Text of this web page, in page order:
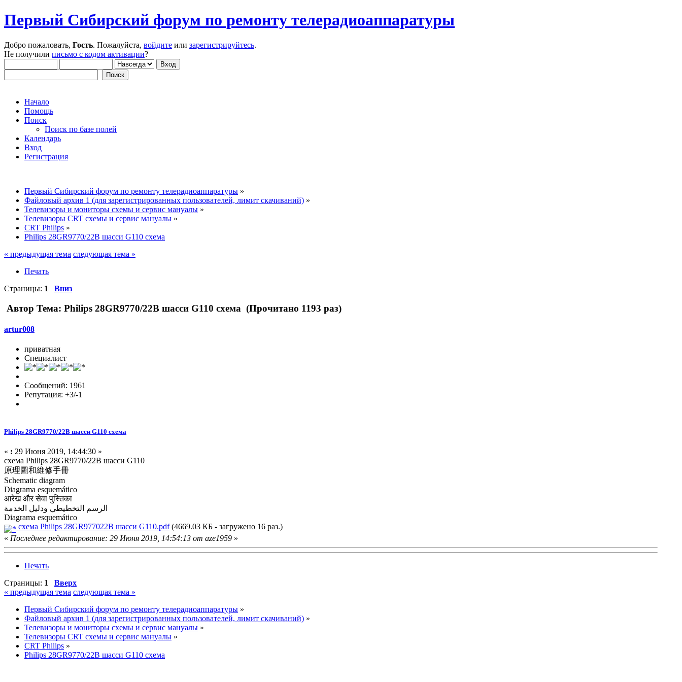
Первый Сибирский форум по ремонту телерадиоаппаратуры
Добро пожаловать, Гость. Пожалуйста, войдите или зарегистрируйтесь.
Не получили письмо с кодом активации?
Начало
Помощь
Поиск
Поиск по базе полей
Календарь
Вход
Регистрация
Первый Сибирский форум по ремонту телерадиоаппаратуры »
Файловый архив 1 (для зарегистрированных пользователей, лимит скачиваний) »
Телевизоры и мониторы схемы и сервис мануалы »
Телевизоры CRT схемы и сервис мануалы »
CRT Philips »
Philips 28GR9770/22B шасси G110 схема
« предыдущая тема следующая тема »
Печать
Страницы: 1 Вниз
Автор Тема: Philips 28GR9770/22B шасси G110 схема (Прочитано 1193 раз)
artur008
приватная
Специалист
Сообщений: 1961
Репутация: +3/-1
Philips 28GR9770/22B шасси G110 схема
« : 29 Июня 2019, 14:44:30 »
схема Philips 28GR9770/22B шасси G110
原理圖和維修手冊
Schematic diagram
Diagrama esquemático
आरेख और सेवा पुस्तिका
الرسم التخطيطي ودليل الخدمة
Diagrama esquemático
схема Philips 28GR977022B шасси G110.pdf(4669.03 КБ - загружено 16 раз.)
« Последнее редактирование: 29 Июня 2019, 14:54:13 от aze1959 »
Печать
Страницы: 1
Вверх
« предыдущая тема следующая тема »
Первый Сибирский форум по ремонту телерадиоаппаратуры »
Файловый архив 1 (для зарегистрированных пользователей, лимит скачиваний) »
Телевизоры и мониторы схемы и сервис мануалы »
Телевизоры CRT схемы и сервис мануалы »
CRT Philips »
Philips 28GR9770/22B шасси G110 схема